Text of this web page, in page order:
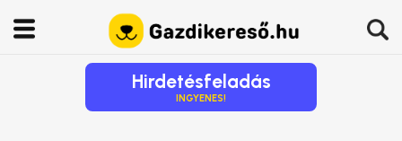
Hirdetésfeladás
INGYENES!